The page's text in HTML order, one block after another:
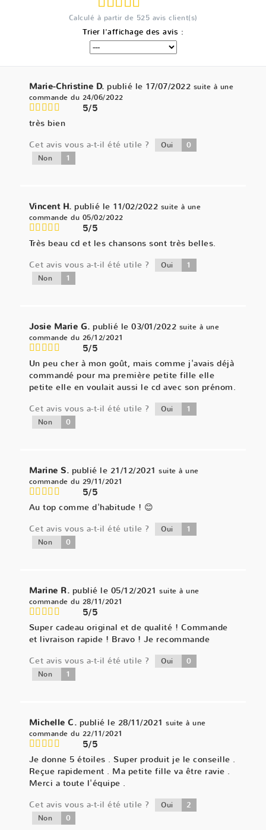
Calculé à partir de 525 avis client(s)
Trier l'affichage des avis :
Marie-Christine D.publié le 17/07/2022 suite à une
commande du 24/06/2022
5/5
très bien
Cet avis vous a-t-il été utile ?
Oui 0
Non 1
Vincent H.publié le 11/02/2022 suite à une
commande du 05/02/2022
5/5
Très beau cd et les chansons sont très belles.
Cet avis vous a-t-il été utile ?
Oui 1
Non 1
Josie Marie G.publié le 03/01/2022 suite à une
commande du 26/12/2021
5/5
Un peu cher à mon goût, mais comme j'avais déjà
commandé pour ma première petite fille elle
petite elle en voulait aussi le cd avec son prénom.
Cet avis vous a-t-il été utile ?
Oui 1
Non 0
Marine S. publié le 21/12/2021 suite à une
commande du 29/11/2021
5/5
Au top comme d'habitude ! 😊
Cet avis vous a-t-il été utile ?
Oui 1
Non 0
Marine R. publié le 05/12/2021 suite à une
commande du 28/11/2021
5/5
Super cadeau original et de qualité ! Commande
et livraison rapide ! Bravo ! Je recommande
Cet avis vous a-t-il été utile ?
Oui 0
Non 1
Michelle C. publié le 28/11/2021 suite à une
commande du 22/11/2021
5/5
Je donne 5 étoiles . Super produit je le conseille .
Reçue rapidement . Ma petite fille va être ravie .
Merci a toute l'équipe .
Cet avis vous a-t-il été utile ?
Oui 2
Non 0